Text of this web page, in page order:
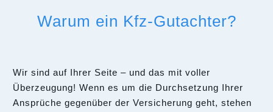
Warum ein Kfz-Gutachter?
Wir sind auf Ihrer Seite – und das mit voller
Überzeugung! Wenn es um die Durchsetzung Ihrer
Ansprüche gegenüber der Versicherung geht, stehen